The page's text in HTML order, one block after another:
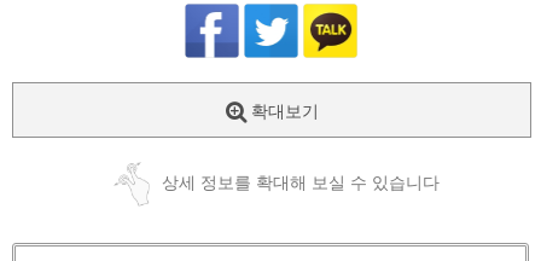
확대보기
상세 정보를 확대해 보실 수 있습니다